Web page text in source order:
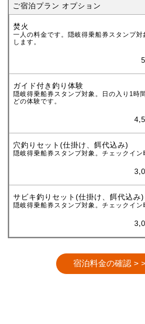
ご宿泊プラン オプション
焚火
一人の料金です。隠岐得乗船券スタンプ対
します。
ガイド付き釣り体験
隠岐得乗船券スタンプ対象。日の入り1時
どの体験です。
穴釣りセット(仕掛け、餌代込み)
隠岐得乗船券スタンプ対象。チェックイン
サビキ釣りセット(仕掛け、餌代込み)
隠岐得乗船券スタンプ対象。チェックイン
宿泊料金の確認 > >